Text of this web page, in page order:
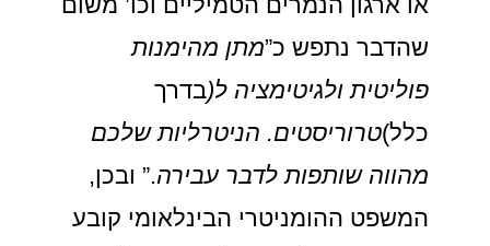
שהדבר נתפש כ”מתן מהימנות
פוליטית ולגיטימציה ל(בדרך
כלל)טרוריסטים. הניטרליות שלכם
מהווה שותפות לדבר עבירה.” ובכן,
המשפט ההומניטרי הבינלאומי קובע